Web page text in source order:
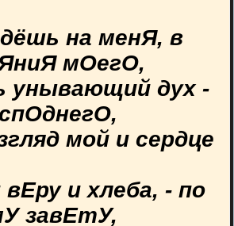
на менЯ, в
мОегО,
унывающий дух -
мой и сердце
и хлеба, - по
завЕтУ,